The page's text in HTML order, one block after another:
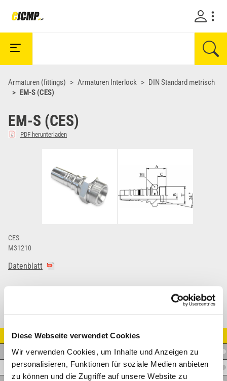
Diese Webseite verwendet Cookies
Wir verwenden Cookies, um Inhalte und Anzeigen zu
personalisieren, Funktionen für soziale Medien anbieten
zu können und die Zugriffe auf unsere Website zu
Armaturen (fittings) Armaturen Interlock
DIN Standard metrisch
EM-S (CES)
EM-S (CES)
PDF herunterladen
CES
M31210
Datenblatt
Artikel Nr.
I.I19EM20SZN
I.I16EM20S